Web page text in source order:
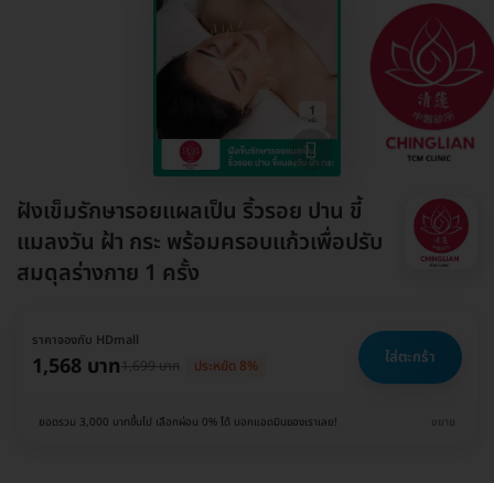
ฝังเข็มรักษารอยเเผลเป็น ริ้วรอย ปาน ขี้
เเมลงวัน ฝ้า กระ พร้อมครอบเเก้วเพื่อปรับ
สมดุลร่างกาย 1 ครั้ง
ราคาจองกับ HDmall
1,568 บาท1,699 บาท ประหยัด 8% ใส่ตะกร้า
ยอดรวม 3,000 บาทขึ้นไป เลือกผ่อน 0% ได้ บอกแอดมินของเราเลย! ขยาย